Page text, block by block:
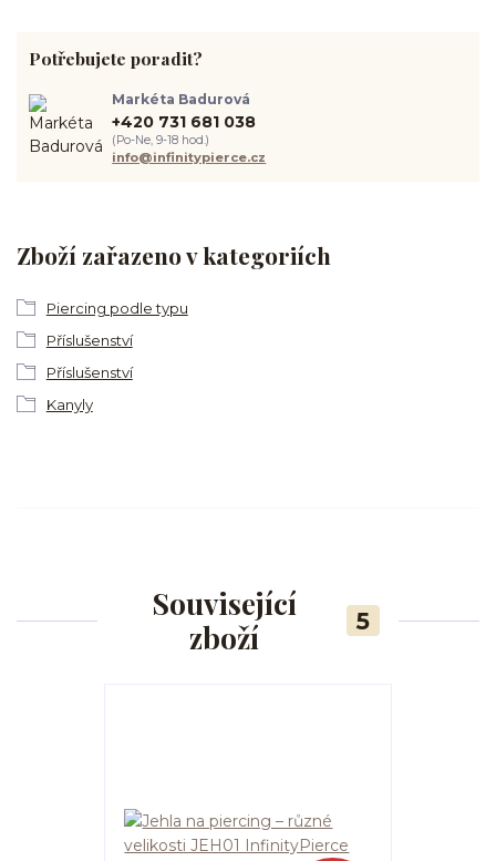
Zboží zařazeno v kategoriích
Piercing podle typu
Příslušenství
Příslušenství
Kanyly
Potřebujete poradit?
Markéta Badurová
+420 731 681 038
(Po-Ne, 9-18 hod.)
info@infinitypierce.cz
Související
zboží
5